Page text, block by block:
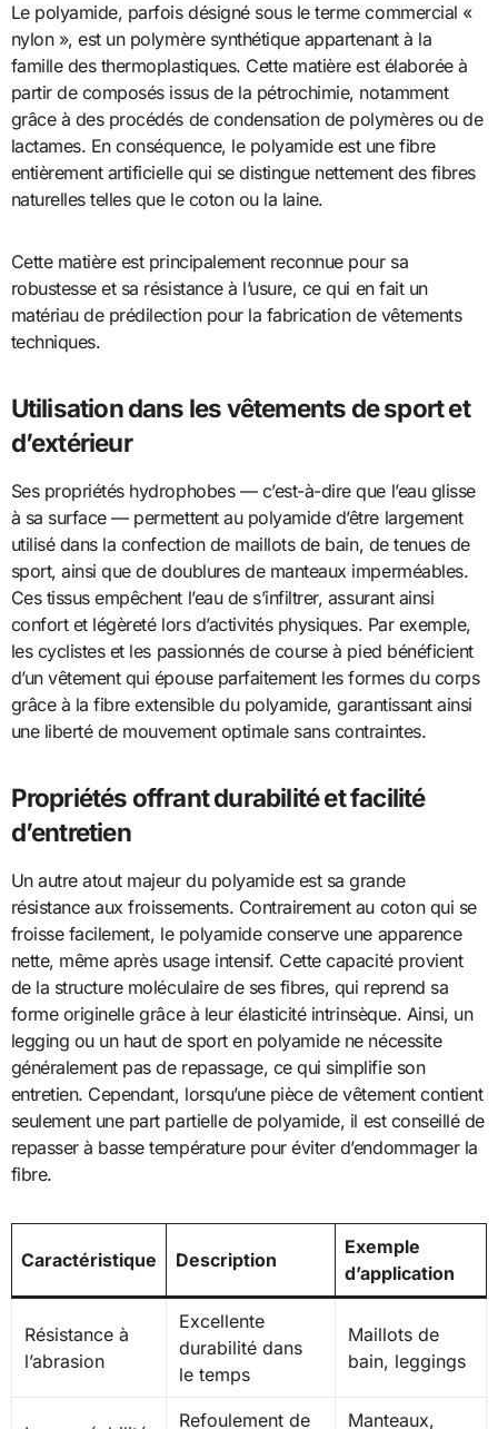
Le polyamide, parfois désigné sous le terme commercial «
nylon », est un polymère synthétique appartenant à la
famille des thermoplastiques. Cette matière est élaborée à
partir de composés issus de la pétrochimie, notamment
grâce à des procédés de condensation de polymères ou de
lactames. En conséquence, le polyamide est une fibre
entièrement artificielle qui se distingue nettement des fibres
naturelles telles que le coton ou la laine.
Cette matière est principalement reconnue pour sa
robustesse et sa résistance à l’usure, ce qui en fait un
matériau de prédilection pour la fabrication de vêtements
techniques.
Utilisation dans les vêtements de sport et
d’extérieur
Ses propriétés hydrophobes — c’est-à-dire que l’eau glisse
à sa surface — permettent au polyamide d’être largement
utilisé dans la confection de maillots de bain, de tenues de
sport, ainsi que de doublures de manteaux imperméables.
Ces tissus empêchent l’eau de s’infiltrer, assurant ainsi
confort et légèreté lors d’activités physiques. Par exemple,
les cyclistes et les passionnés de course à pied bénéficient
d’un vêtement qui épouse parfaitement les formes du corps
grâce à la fibre extensible du polyamide, garantissant ainsi
une liberté de mouvement optimale sans contraintes.
Propriétés offrant durabilité et facilité
d’entretien
Un autre atout majeur du polyamide est sa grande
résistance aux froissements. Contrairement au coton qui se
froisse facilement, le polyamide conserve une apparence
nette, même après usage intensif. Cette capacité provient
de la structure moléculaire de ses fibres, qui reprend sa
forme originelle grâce à leur élasticité intrinsèque. Ainsi, un
legging ou un haut de sport en polyamide ne nécessite
généralement pas de repassage, ce qui simplifie son
entretien. Cependant, lorsqu’une pièce de vêtement contient
seulement une part partielle de polyamide, il est conseillé de
repasser à basse température pour éviter d’endommager la
fibre.
Caractéristique Description
Exemple
d’application
Résistance à
l’abrasion
Excellente
durabilité dans
le temps
Maillots de
bain, leggings
Refoulement de Manteaux,